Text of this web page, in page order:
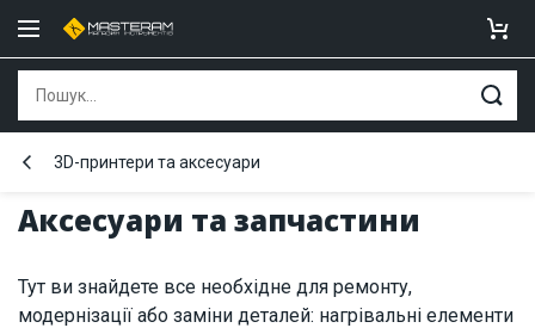
Аксесуари та запчастини
3D-принтери та аксесуари
Тут ви знайдете все необхідне для ремонту,
модернізації або заміни деталей: нагрівальні елементи